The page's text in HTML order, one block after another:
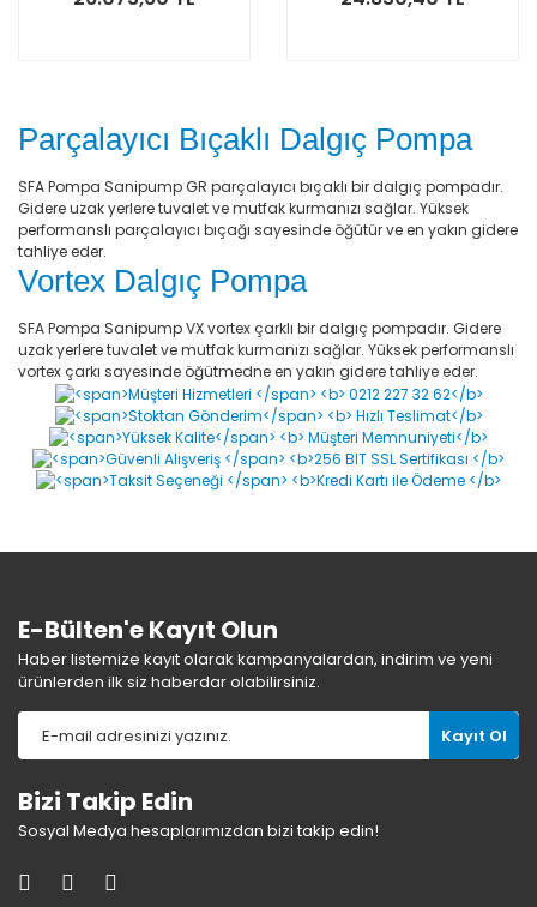
Parçalayıcı Bıçaklı Dalgıç Pompa
SFA Pompa Sanipump GR parçalayıcı bıçaklı bir dalgıç pompadır.
Gidere uzak yerlere tuvalet ve mutfak kurmanızı sağlar. Yüksek
performanslı parçalayıcı bıçağı sayesinde öğütür ve en yakın gidere
tahliye eder.
Vortex Dalgıç Pompa
SFA Pompa Sanipump VX vortex çarklı bir dalgıç pompadır. Gidere
uzak yerlere tuvalet ve mutfak kurmanızı sağlar. Yüksek performanslı
vortex çarkı sayesinde öğütmedne en yakın gidere tahliye eder.
E-Bülten'e Kayıt Olun
Haber listemize kayıt olarak kampanyalardan, indirim ve yeni
ürünlerden ilk siz haberdar olabilirsiniz.
Kayıt Ol
Bizi Takip Edin
Sosyal Medya hesaplarımızdan bizi takip edin!